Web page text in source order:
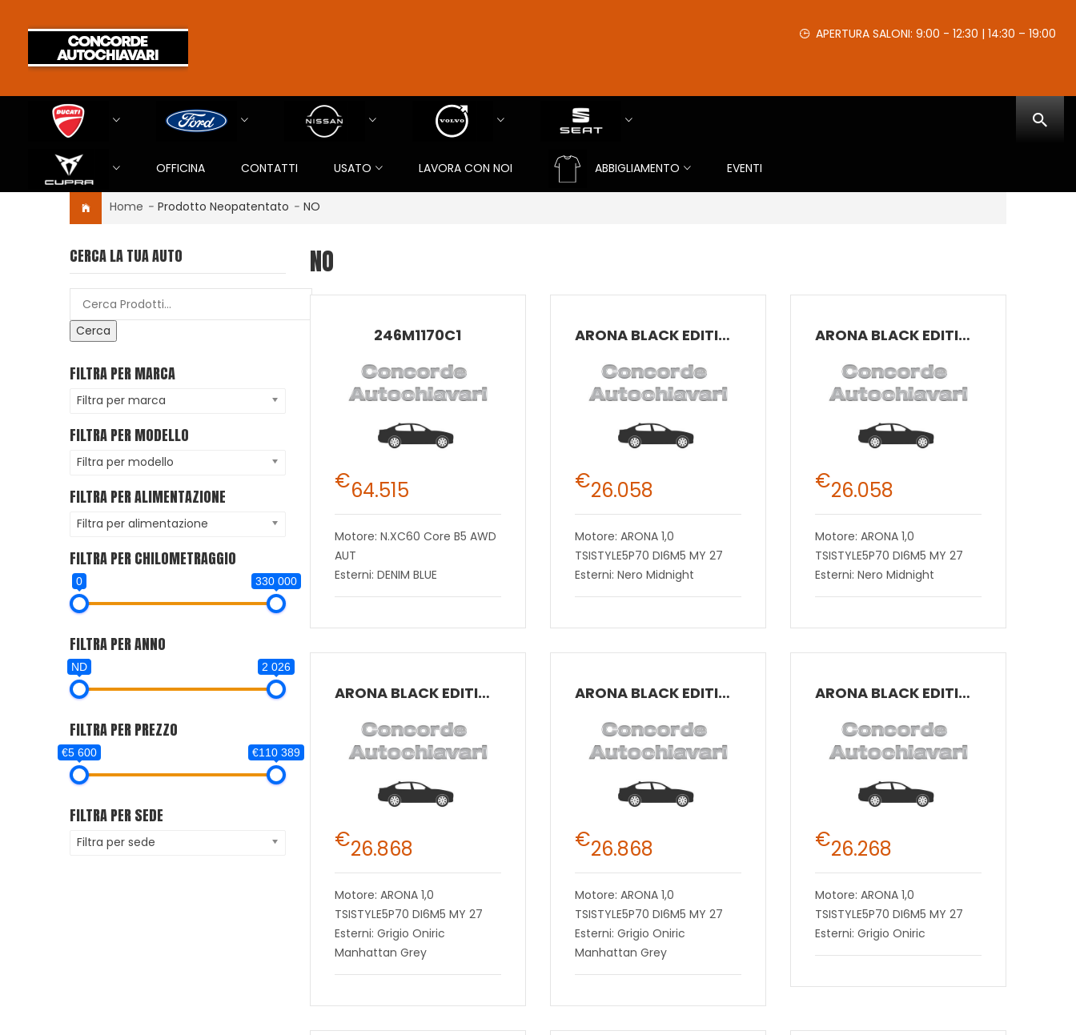
APERTURA SALONI: 9:00 - 12:30 | 14:30 – 19:00
OFFICINA CONTATTI USATO LAVORA CON NOI ABBIGLIAMENTO EVENTI
Home - Prodotto Neopatentato - NO
CERCA LA TUA AUTO
Cerca
FILTRA PER MARCA
Filtra per marca
FILTRA PER MODELLO
Filtra per modello
FILTRA PER ALIMENTAZIONE
Filtra per alimentazione
FILTRA PER CHILOMETRAGGIO
0 330 000
FILTRA PER ANNO
ND 2 026
FILTRA PER PREZZO
€5 600 €110 389
FILTRA PER SEDE
Filtra per sede
NO
246M1170C1
€64.515
Motore: N.XC60 Core B5 AWD
AUT
Esterni: DENIM BLUE
ARONA BLACK EDITION 1.0 ECOTSI 70 KW (95 CV) BENZINA MANUALE 5 MARCE 2WD
€26.058
Motore: ARONA 1,0
TSISTYLE5P70 DI6M5 MY 27
Esterni: Nero Midnight
ARONA BLACK EDITION 1.0 ECOTSI 70 KW (95 CV) BENZINA MANUALE 5 MARCE 2WD
€26.058
Motore: ARONA 1,0
TSISTYLE5P70 DI6M5 MY 27
Esterni: Nero Midnight
ARONA BLACK EDITION 1.0 ECOTSI 70 KW (95 CV) BENZINA MANUALE 5 MARCE 2WD
€26.868
Motore: ARONA 1,0
TSISTYLE5P70 DI6M5 MY 27
Esterni: Grigio Oniric
Manhattan Grey
ARONA BLACK EDITION 1.0 ECOTSI 70 KW (95 CV) BENZINA MANUALE 5 MARCE 2WD
€26.868
Motore: ARONA 1,0
TSISTYLE5P70 DI6M5 MY 27
Esterni: Grigio Oniric
Manhattan Grey
ARONA BLACK EDITION 1.0 ECOTSI 70 KW (95 CV) BENZINA MANUALE 5 MARCE 2WD
€26.268
Motore: ARONA 1,0
TSISTYLE5P70 DI6M5 MY 27
Esterni: Grigio Oniric